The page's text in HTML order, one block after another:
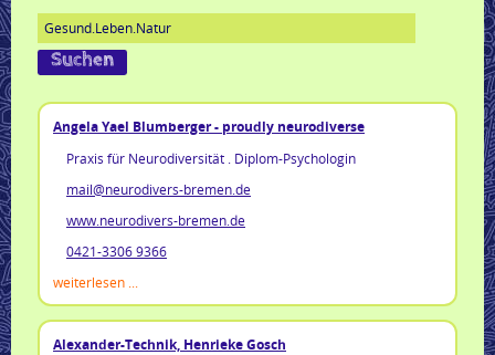
Angela Yael Blumberger - proudly neurodiverse
Praxis für Neurodiversität . Diplom-Psychologin
mail@neurodivers-bremen.de
www.neurodivers-bremen.de
0421-3306 9366
weiterlesen ...
Alexander-Technik, Henrieke Gosch